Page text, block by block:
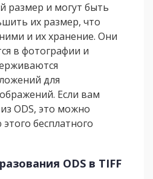
размер и могут быть
их размер, что
и их хранение. Они
в фотографии и
для
Если вам
ODS, это можно
бесплатного
ODS в TIFF